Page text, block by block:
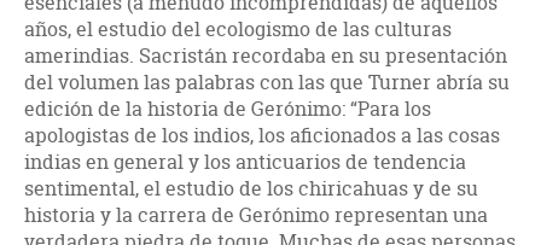
años, el estudio del ecologismo de las culturas
amerindias. Sacristán recordaba en su presentación
del volumen las palabras con las que Turner abría su
edición de la historia de Gerónimo: “Para los
apologistas de los indios, los aficionados a las cosas
indias en general y los anticuarios de tendencia
sentimental, el estudio de los chiricahuas y de su
historia y la carrera de Gerónimo representan una